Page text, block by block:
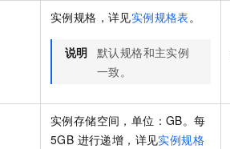
实例规格，详见实例规格表 。
说明 默认规格和主实例
一致。
实例存储空间，单位：GB。每
5GB 进行递增，详见实例规格